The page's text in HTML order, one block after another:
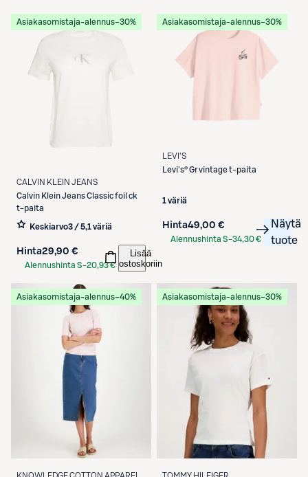
Asiakasomistaja-alennus−30%
CALVIN KLEIN JEANS
Calvin Klein JeansClassic foil ck
t-paita
Keskiarvo3 / 5,1 väriä
Hinta29,90 €
Alennushinta S-20,93 €
Lisää
ostoskoriin
Asiakasomistaja-alennus−30%
LEVI'S
Levi's® Gr vintage t-paita
1 väriä
Hinta49,00 €
Alennushinta S-34,30 €
Näytä
tuote
Asiakasomistaja-alennus−40% Asiakasomistaja-alennus−30%